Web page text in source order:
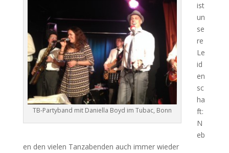
TB-Partyband mit Daniella Boyd im Tubac, Bonn
ist
un
se
re
Le
id
en
sc
ha
ft:
N
eb
en den vielen Tanzabenden auch immer wieder